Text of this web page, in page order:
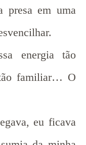
presa em uma
energia tão
tão familiar… O
eu ficava